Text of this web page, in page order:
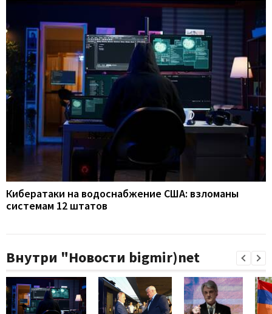
Кибератаки на водоснабжение США: взломаны
системам 12 штатов
Внутри "Новости bigmir)net